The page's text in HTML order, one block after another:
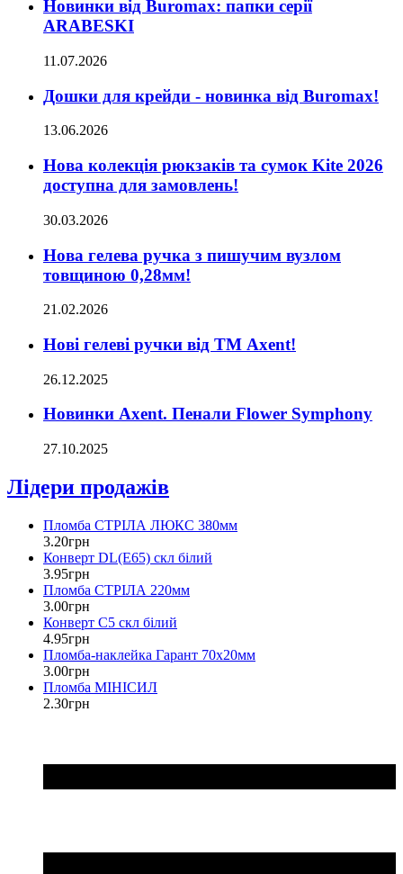
Новинки від Buromax: папки серії
ARABESKI
11.07.2026
Дошки для крейди - новинка від Buromax!
13.06.2026
Нова колекція рюкзаків та сумок Kite 2026
доступна для замовлень!
30.03.2026
Нова гелева ручка з пишучим вузлом
товщиною 0,28мм!
21.02.2026
Нові гелеві ручки від ТМ Axent!
26.12.2025
Новинки Axent. Пенали Flower Symphony
27.10.2025
Лідери продажів
Пломба СТРІЛА ЛЮКС 380мм
3.20грн
Конверт DL(Е65) скл білий
3.95грн
Пломба СТРІЛА 220мм
3.00грн
Конверт С5 скл білий
4.95грн
Пломба-наклейка Гарант 70х20мм
3.00грн
Пломба МІНІСИЛ
2.30грн